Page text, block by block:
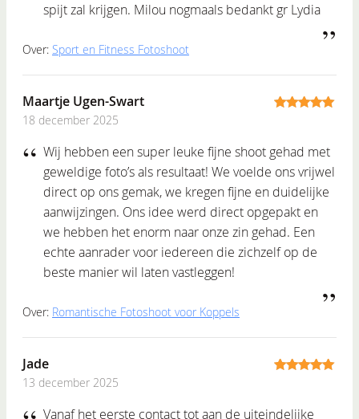
spijt zal krijgen. Milou nogmaals bedankt gr Lydia
Over: Sport en Fitness Fotoshoot
Maartje Ugen-Swart
18 december 2025
Wij hebben een super leuke fijne shoot gehad met
geweldige foto’s als resultaat! We voelde ons vrijwel
direct op ons gemak, we kregen fijne en duidelijke
aanwijzingen. Ons idee werd direct opgepakt en
we hebben het enorm naar onze zin gehad. Een
echte aanrader voor iedereen die zichzelf op de
beste manier wil laten vastleggen!
Over: Romantische Fotoshoot voor Koppels
Jade
13 december 2025
Vanaf het eerste contact tot aan de uiteindelijke